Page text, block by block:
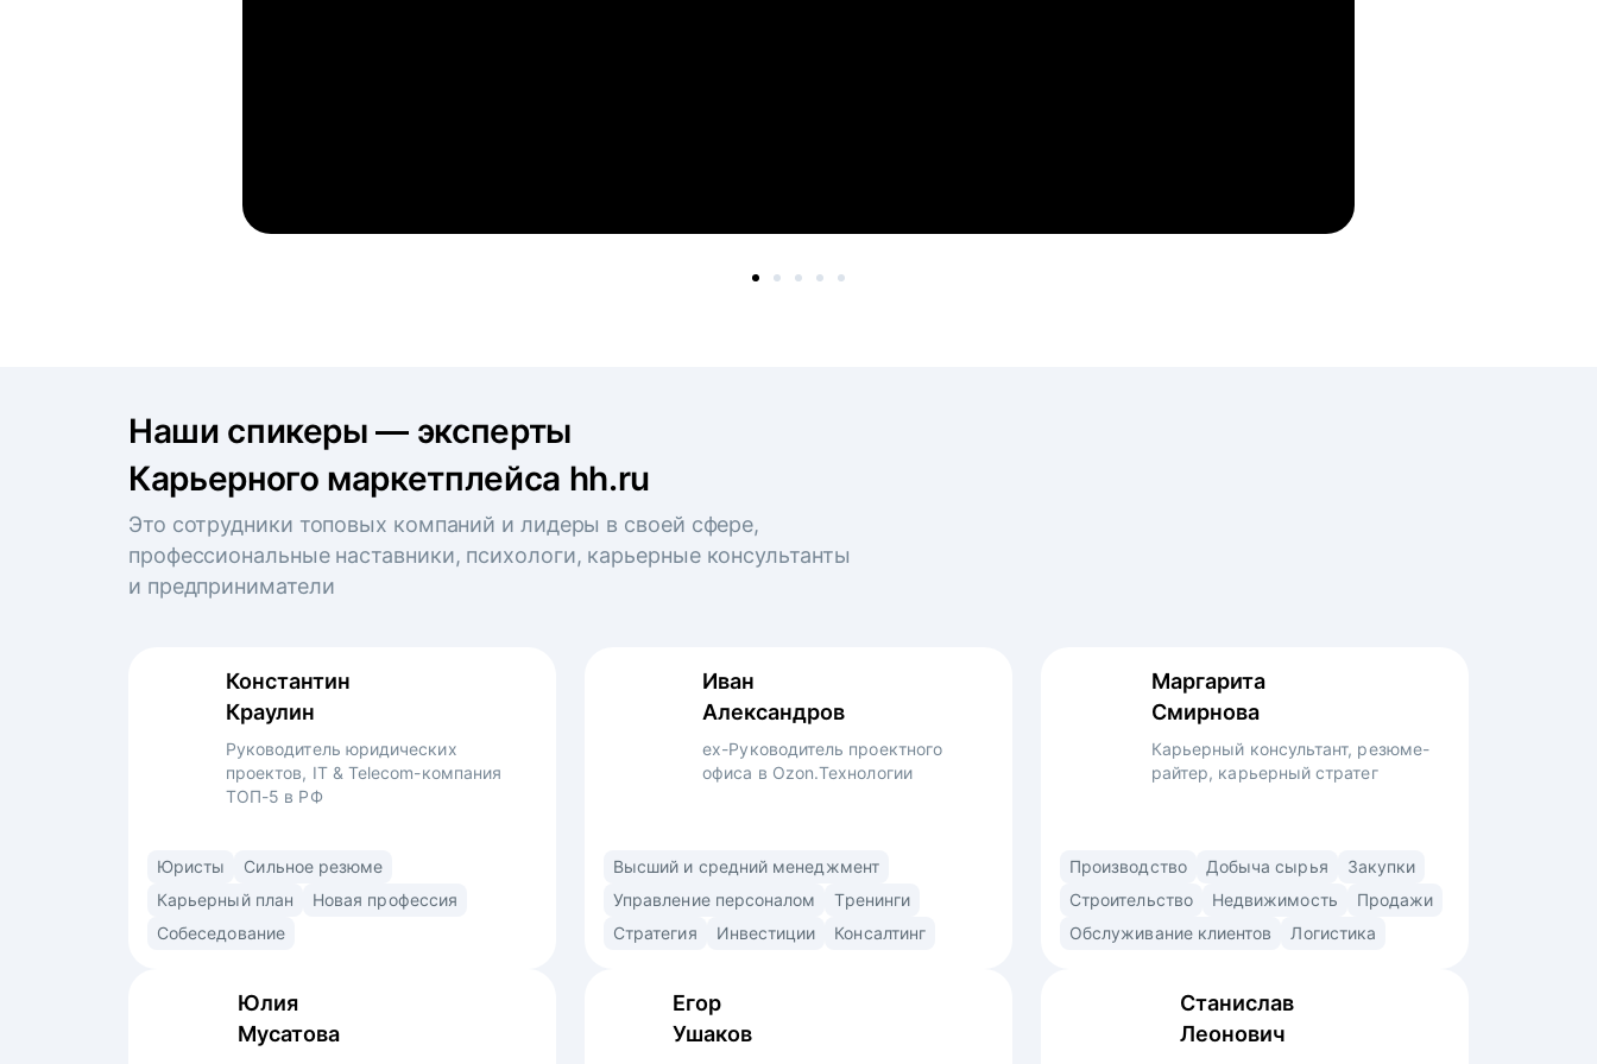
Наши спикеры — эксперты
Карьерного маркетплейса hh.ru
Это сотрудники топовых компаний и лидеры в своей сфере,
профессиональные наставники, психологи, карьерные консультанты
и предприниматели
Константин
Краулин
Руководитель юридических
проектов, IT & Telecom-компания
ТОП-5 в РФ
6 лет успешного опыта в юридическом
департаменте в 4-х компаниях.
путь от второкурсника-стажера
проектов в крупнейшей IT&телеком-
Юристы
Сильное резюме
Карьерный план
Новая профессия
Собеседование
Юлия
Мусатова
Иван
Александров
ex-Руководитель проектного
офиса в Ozon.Технологии
Профессиональный управленец,
преподаватель и консультант. Использую
в найме. Знаю ожидания рекрутеров,
компаний. • Выстраиваю сторителлинг
в резюме и самопрезентации для раскрытия
Высший и средний менеджмент
Управление персоналом
Тренинги
Стратегия
Инвестиции Консалтинг
Егор
Ушаков
Маргарита
Смирнова
Карьерный консультант, резюме-
райтер, карьерный стратег
Карьерный консультант со специализацией
в строительстве, производстве,
безопасности, добыче сырья, продажах,
образовании, HR. • Помогла
с трудоустройством топ-менеджерам,
Производство Добыча сырья
Закупки
Строительство
Недвижимость
Продажи
Обслуживание клиентов
Логистика
Станислав
Леонович